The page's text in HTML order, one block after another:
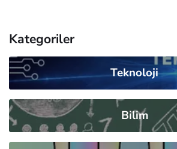
Kategoriler
Teknoloji
Bilim